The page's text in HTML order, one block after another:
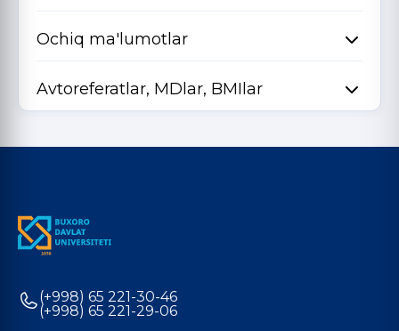
Ochiq ma'lumotlar
Avtoreferatlar, MDlar, BMIlar
(+998) 65 221-30-46
(+998) 65 221-29-06